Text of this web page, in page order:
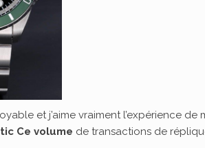
et j’aime vraiment l’expérience de
Ce volume de transactions de